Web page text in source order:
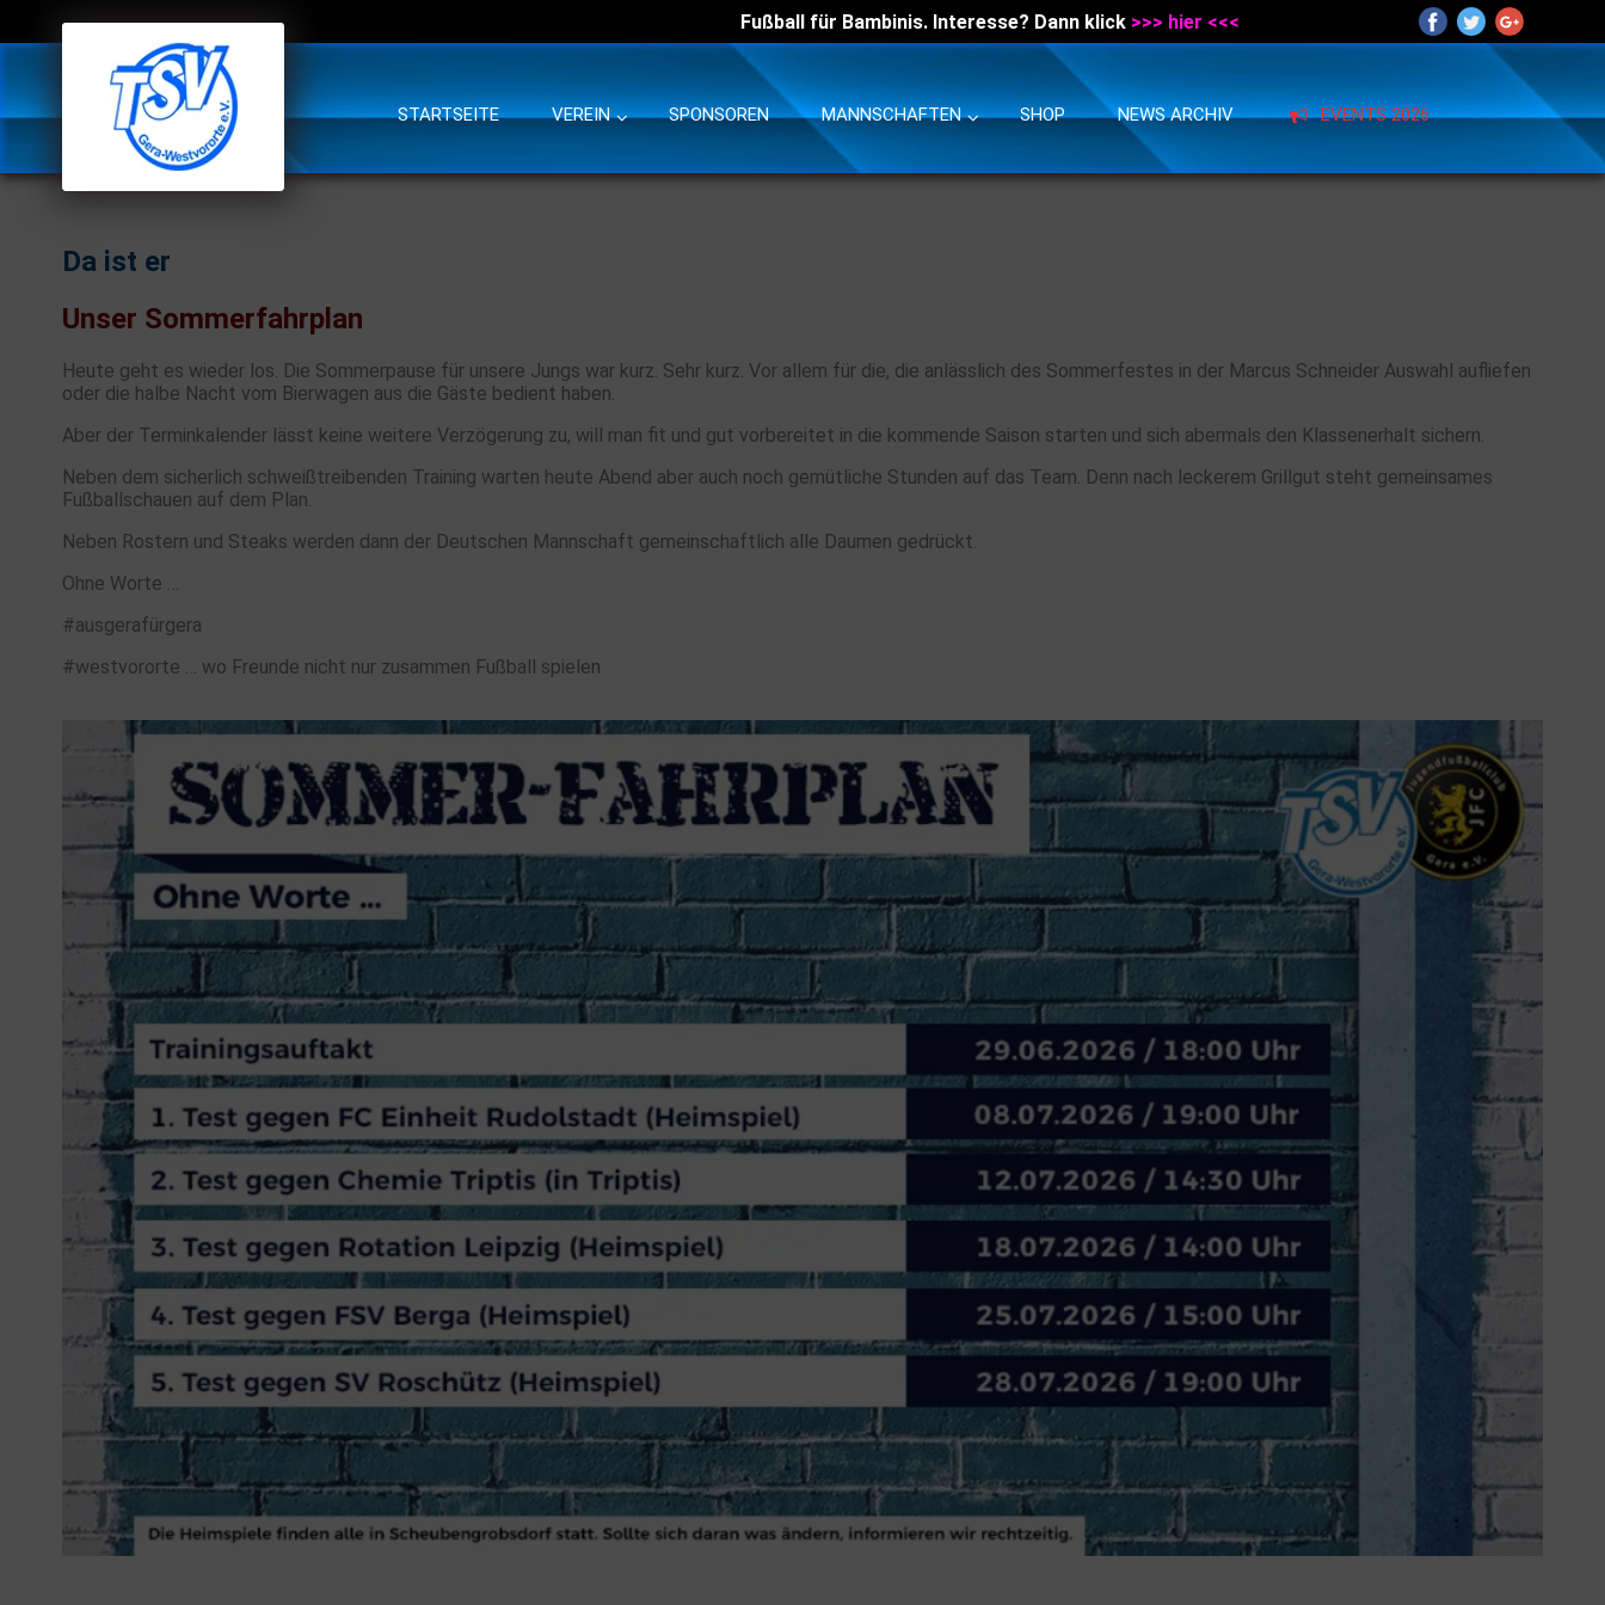
Fußball für Bambinis. Interesse? Dann klick >>> hier <<<
STARTSEITE VEREIN SPONSOREN MANNSCHAFTEN SHOP NEWS ARCHIV EVENTS 2026
Da ist er
Unser Sommerfahrplan
Heute geht es wieder los. Die Sommerpause für unsere Jungs war kurz. Sehr kurz. Vor allem für die, die anlässlich des Sommerfestes in der Marcus Schneider Auswahl aufliefen
oder die halbe Nacht vom Bierwagen aus die Gäste bedient haben.
Aber der Terminkalender lässt keine weitere Verzögerung zu, will man fit und gut vorbereitet in die kommende Saison starten und sich abermals den Klassenerhalt sichern.
Neben dem sicherlich schweißtreibenden Training warten heute Abend aber auch noch gemütliche Stunden auf das Team. Denn nach leckerem Grillgut steht gemeinsames
Fußballschauen auf dem Plan.
Neben Rostern und Steaks werden dann der Deutschen Mannschaft gemeinschaftlich alle Daumen gedrückt.
Ohne Worte …
#ausgerafürgera
#westvororte … wo Freunde nicht nur zusammen Fußball spielen